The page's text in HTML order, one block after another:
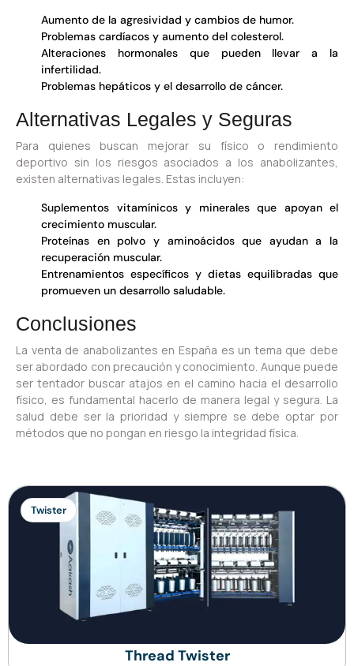
Aumento de la agresividad y cambios de humor.
Problemas cardíacos y aumento del colesterol.
Alteraciones hormonales que pueden llevar a la
infertilidad.
Problemas hepáticos y el desarrollo de cáncer.
Alternativas Legales y Seguras
Para quienes buscan mejorar su físico o rendimiento
deportivo sin los riesgos asociados a los anabolizantes,
existen alternativas legales. Estas incluyen:
Suplementos vitamínicos y minerales que apoyan el
crecimiento muscular.
Proteínas en polvo y aminoácidos que ayudan a la
recuperación muscular.
Entrenamientos específicos y dietas equilibradas que
promueven un desarrollo saludable.
Conclusiones
La venta de anabolizantes en España es un tema que debe
ser abordado con precaución y conocimiento. Aunque puede
ser tentador buscar atajos en el camino hacia el desarrollo
físico, es fundamental hacerlo de manera legal y segura. La
salud debe ser la prioridad y siempre se debe optar por
métodos que no pongan en riesgo la integridad física.
Twister
Thread Twister